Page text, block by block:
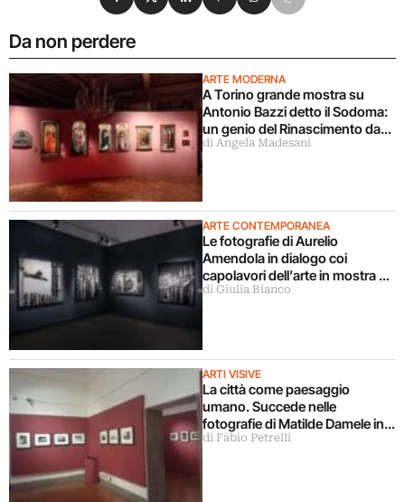
Da non perdere
ARTE MODERNA
A Torino grande mostra su
Antonio Bazzi detto il Sodoma:
un genio del Rinascimento da
scoprire
di Angela Madesani
ARTE CONTEMPORANEA
Le fotografie di Aurelio
Amendola in dialogo coi
capolavori dell’arte in mostra a
Milano
di Giulia Bianco
ARTI VISIVE
La città come paesaggio
umano. Succede nelle
fotografie di Matilde Damele in
mostra a Roma
di Fabio Petrelli